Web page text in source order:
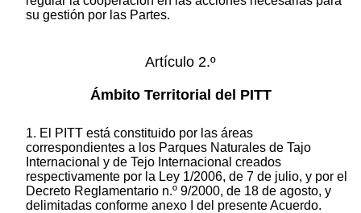
su gestión por las Partes.
Artículo 2.º
Ámbito Territorial del PITT
1. El PITT está constituido por las áreas
correspondientes a los Parques Naturales de Tajo
Internacional y de Tejo Internacional creados
respectivamente por la Ley 1/2006, de 7 de julio, y por el
Decreto Reglamentario n.º 9/2000, de 18 de agosto, y
delimitadas conforme anexo I del presente Acuerdo.